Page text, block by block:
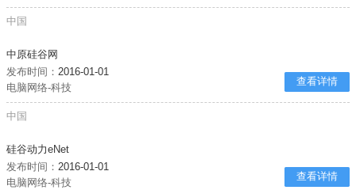
中国
中原硅谷网
发布时间：2016-01-01
电脑网络-科技
查看详情
中国
硅谷动力eNet
发布时间：2016-01-01
电脑网络-科技
查看详情